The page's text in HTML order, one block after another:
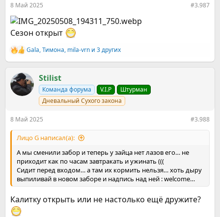
8 Май 2025 #3.987
Сезон открыт
Р
е
к
ц
и
Gala,Тимона, mila-vrn и 3 других
Stilist
Команда форума V.I.P
Штурман
Дневальный Сухого закона
8 Май 2025 #3.988
Лицо G написал(а):
А мы сменили забор и теперь у зайца нет лазов его… не
приходит как по часам завтракать и ужинать (((
Сидит перед входом… а там их кормить нельзя… хоть дыру
выпиливай в новом заборе и надпись над ней : welcome…
Калитку открыть или не настолько ещё дружите?